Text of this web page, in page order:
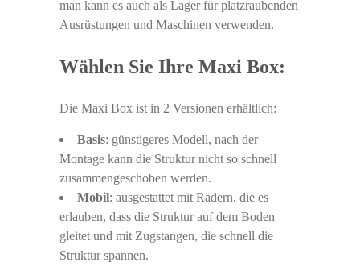
man kann es auch als Lager für platzraubenden
Ausrüstungen und Maschinen verwenden.
Wählen Sie Ihre Maxi Box:
Die Maxi Box ist in 2 Versionen erhältlich:
Basis: günstigeres Modell, nach der
Montage kann die Struktur nicht so schnell
zusammengeschoben werden.
Mobil: ausgestattet mit Rädern, die es
erlauben, dass die Struktur auf dem Boden
gleitet und mit Zugstangen, die schnell die
Struktur spannen.